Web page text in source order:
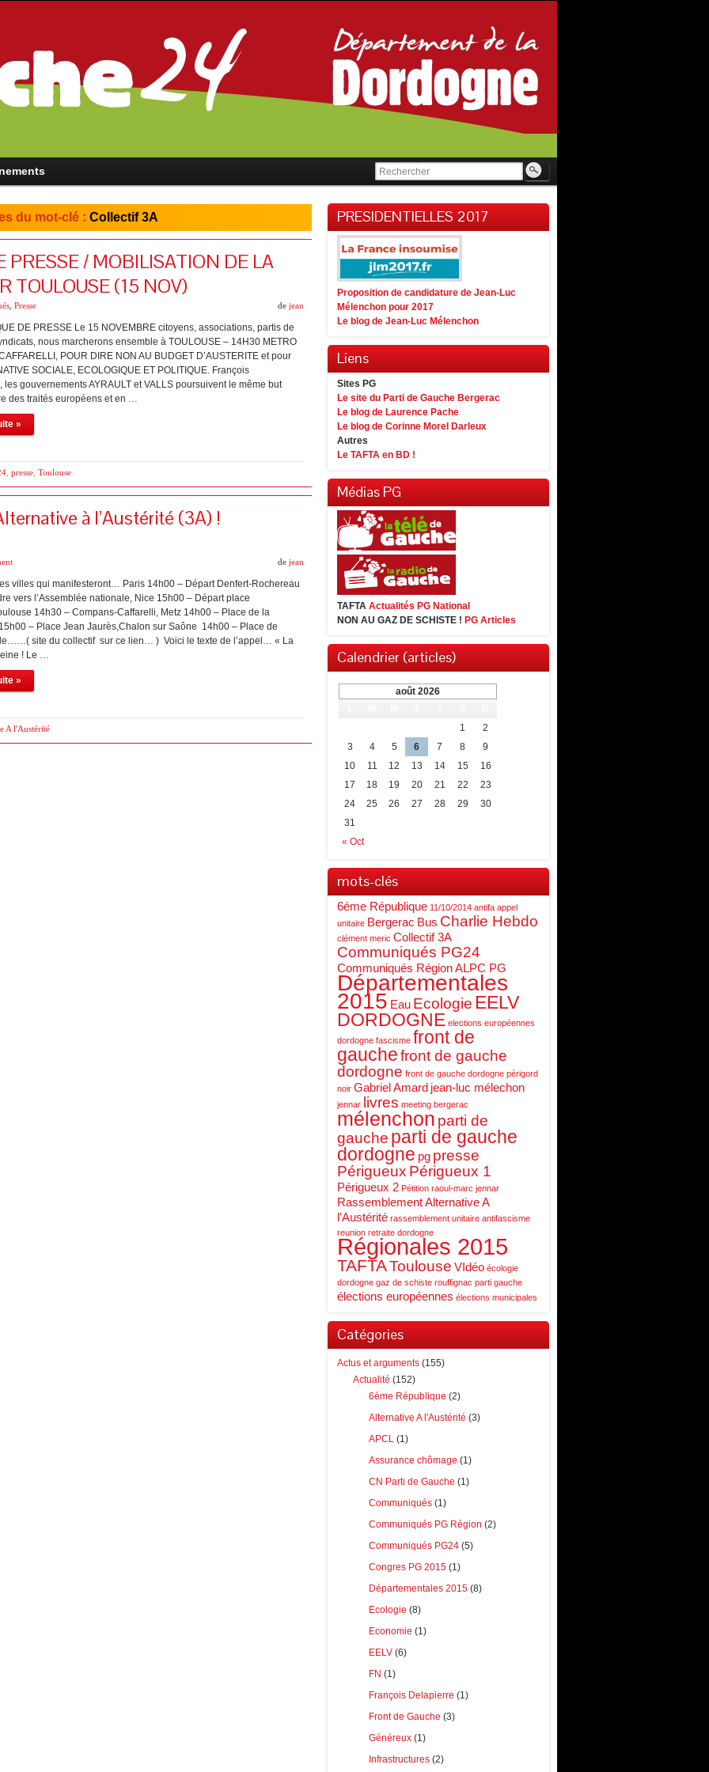
du mot-clé : Collectif 3A
PRESSE / MOBILISATION DE LA
TOULOUSE (15 NOV)
Presse de jean
DE PRESSE Le 15 NOVEMBRE citoyens, associations, partis de
nous marcherons ensemble à TOULOUSE – 14H30 METRO
POUR DIRE NON AU BUDGET D’AUSTERITE et pour
SOCIALE, ECOLOGIQUE ET POLITIQUE. François
les gouvernements AYRAULT et VALLS poursuivent le même but
des traités européens et en …
»
presse Toulouse
à l’Austérité (3A) !
de jean
villes qui manifesteront… Paris 14h00 – Départ Denfert-Rochereau
vers l’Assemblée nationale, Nice 15h00 – Départ place
14h30 – Compans-Caffarelli, Metz 14h00 – Place de la
– Place Jean Jaurès,Chalon sur Saône 14h00 – Place de
site du collectif sur ce lien… ) Voici le texte de l’appel… « La
! Le …
»
A l'Austérité
PRESIDENTIELLES 2017
Proposition de candidature de Jean-Luc
Mélenchon pour 2017
Le blog de Jean-Luc Mélenchon
Liens
Sites PG
Le site du Parti de Gauche Bergerac
Le blog de Laurence Pache
Le blog de Corinne Morel Darleux
Autres
Le TAFTA en BD !
Médias PG
TAFTA Actualités PG National
NON AU GAZ DE SCHISTE ! PG Articles
Calendrier (articles)
août 2026
« Oct
1
2
3
4 5 6 7 8
9
10
11 12 13 14 15
16
17
18 19 20 21 22
23
24
25 26 27 28 29
30
31
mots-clés
6éme République 11/10/2014 antifa appel
unitaire Bergerac Bus Charlie Hebdo
clément meric Collectif 3A
Communiqués PG24
Communiqués Région ALPC PG
Départementales
2015 Eau Ecologie EELV
DORDOGNE elections européennes
dordogne fascisme front de
gauchefront de gauche
dordogne front de gauche dordogne périgord
noir Gabriel Amard jean-luc mélechon
jennar livres meeting bergerac
mélenchon parti de
gauche parti de gauche
dordogne pg presse
Périgueux Périgueux 1
Périgueux 2 Pétition raoul-marc jennar
Rassemblement Alternative A
l'Austérité rassemblement unitaire antifascisme
reunion retraite dordogne
Régionales 2015
TAFTAToulouse VIdéo écologie
dordogne gaz de schiste rouffignac parti gauche
élections européennes élections municipales
Catégories
Actus et arguments (155)
Actualité (152)
6éme République (2)
Alternative A l'Austérité (3)
APCL (1)
Assurance chômage (1)
CN Parti de Gauche (1)
Communiqués (1)
Communiqués PG Région (2)
Communiqués PG24 (5)
Congres PG 2015 (1)
Départementales 2015 (8)
Ecologie (8)
Economie (1)
EELV (6)
FN (1)
François Delapierre (1)
Front de Gauche (3)
Généreux (1)
Infrastructures (2)